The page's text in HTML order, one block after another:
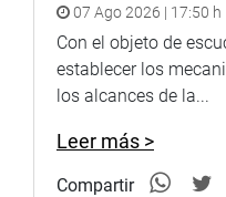
07 Ago 2026 | 17:50 h
Con el objeto de
establecer los
los alcances de la...
Leer más >
Compartir